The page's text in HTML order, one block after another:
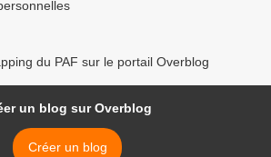
du PAF sur le portail Overblog
un blog sur Overblog
Créer un blog